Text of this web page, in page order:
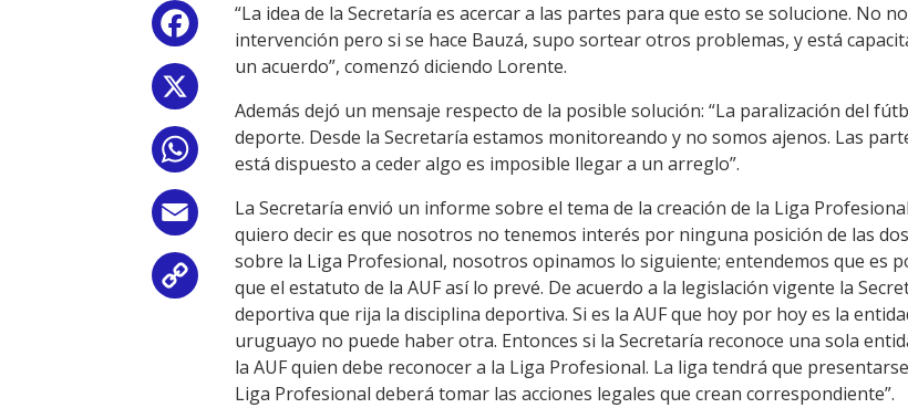
Facebook
WhatsApp
Email
Copy
Link
“La idea de la Secretaría es acercar a las partes para que esto se solucione. No
intervención pero si se hace Bauzá, supo sortear otros problemas, y está
un acuerdo”, comenzó diciendo Lorente.
Además dejó un mensaje respecto de la posible solución: “La paralización del
deporte. Desde la Secretaría estamos monitoreando y no somos ajenos. Las
está dispuesto a ceder algo es imposible llegar a un arreglo”.
La Secretaría envió un informe sobre el tema de la creación de la Liga
quiero decir es que nosotros no tenemos interés por ninguna posición de las
sobre la Liga Profesional, nosotros opinamos lo siguiente; entendemos que es
que el estatuto de la AUF así lo prevé. De acuerdo a la legislación vigente la
deportiva que rija la disciplina deportiva. Si es la AUF que hoy por hoy es la
uruguayo no puede haber otra. Entonces si la Secretaría reconoce una sola
la AUF quien debe reconocer a la Liga Profesional. La liga tendrá que
Liga Profesional deberá tomar las acciones legales que crean correspondiente”.